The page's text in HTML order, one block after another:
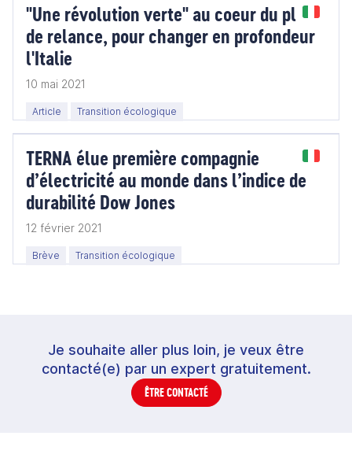
"Une révolution verte" au coeur du plan
de relance, pour changer en profondeur
l'Italie
10 mai 2021
Article Transition écologique
TERNA élue première compagnie
d’électricité au monde dans l’indice de
durabilité Dow Jones
12 février 2021
Brève Transition écologique
Je souhaite aller plus loin, je veux être
contacté(e) par un expert gratuitement.
ÊTRE CONTACTÉ